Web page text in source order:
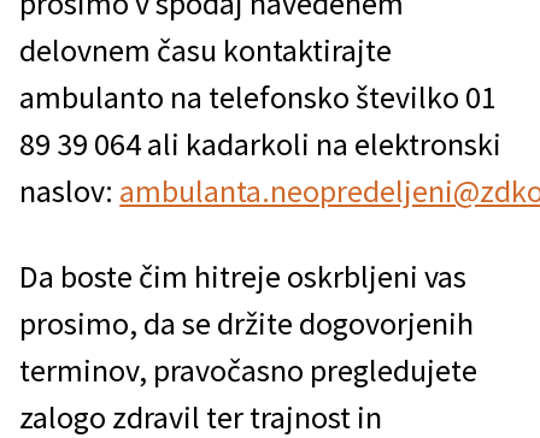
delovnem času kontaktirajte
ambulanto na telefonsko številko 01
89 39 064 ali kadarkoli na elektronski
naslov:
Da boste čim hitreje oskrbljeni vas
prosimo, da se držite dogovorjenih
terminov, pravočasno pregledujete
zalogo zdravil ter trajnost in